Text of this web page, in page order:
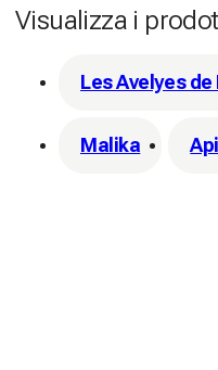
Visualizza i
Les Avelyes
Malika